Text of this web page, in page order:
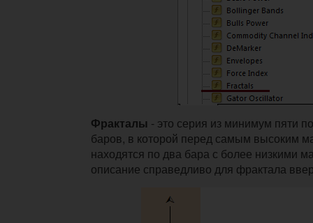
Фракталы - это серия из минимум пяти
баров, в которой перед самым высоким
находятся по два бара с более низкими
описание справедливо для фрактала